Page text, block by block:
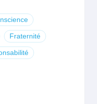
Fraternité